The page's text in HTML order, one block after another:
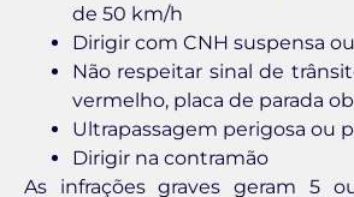
de 50 km/h
Dirigir com CNH suspensa
Não respeitar sinal de
vermelho, placa de parada
Ultrapassagem perigosa ou
Dirigir na contramão
As infrações graves geram 5